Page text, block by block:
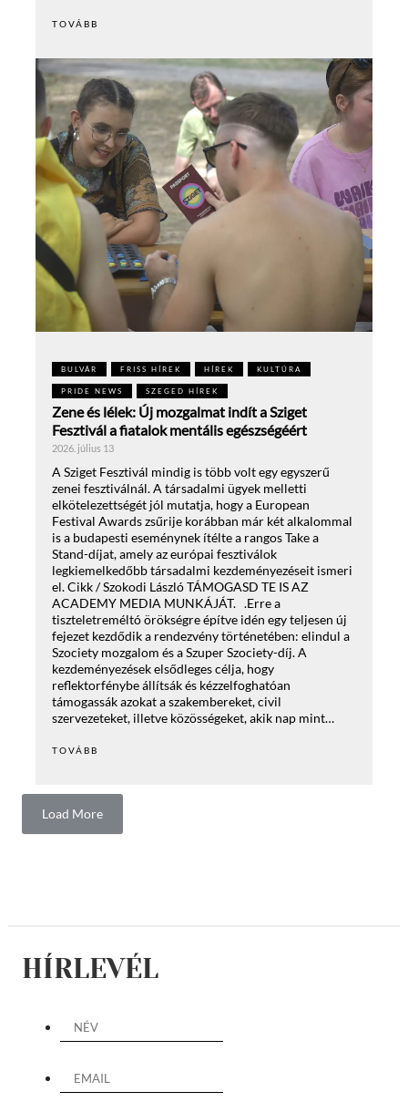
TOVÁBB
BULVÁR FRISS HÍREK HÍREK KULTÚRA
PRIDE NEWS SZEGED HÍREK
Zene és lélek: Új mozgalmat indít a Sziget
Fesztivál a fiatalok mentális egészségéért
2026. július 13
A Sziget Fesztivál mindig is több volt egy egyszerű
zenei fesztiválnál. A társadalmi ügyek melletti
elkötelezettségét jól mutatja, hogy a European
Festival Awards zsűrije korábban már két alkalommal
is a budapesti eseménynek ítélte a rangos Take a
Stand-díjat, amely az európai fesztiválok
legkiemelkedőbb társadalmi kezdeményezéseit ismeri
el. Cikk / Szokodi László TÁMOGASD TE IS AZ
ACADEMY MEDIA MUNKÁJÁT. .Erre a
tiszteletreméltó örökségre építve idén egy teljesen új
fejezet kezdődik a rendezvény történetében: elindul a
Szociety mozgalom és a Szuper Szociety-díj. A
kezdeményezések elsődleges célja, hogy
reflektorfénybe állítsák és kézzelfoghatóan
támogassák azokat a szakembereket, civil
szervezeteket, illetve közösségeket, akik nap mint…
TOVÁBB
Load More
HÍRLEVÉL